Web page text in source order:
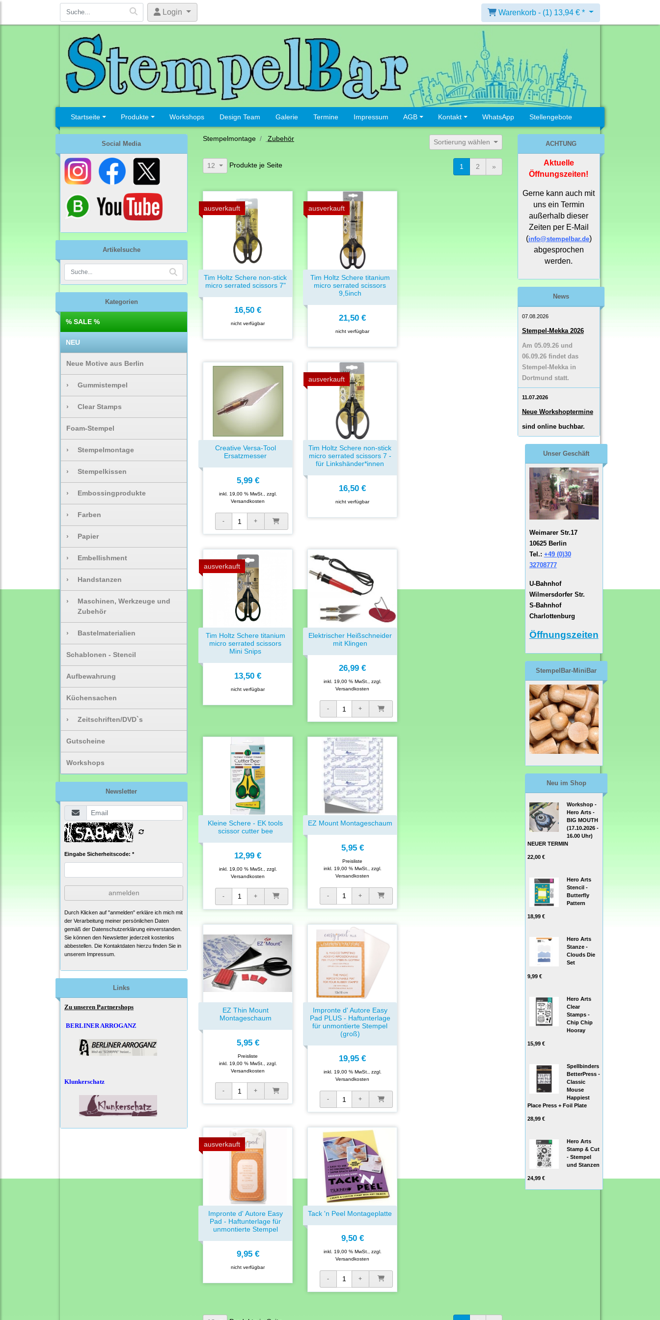
Login Warenkorb - (1) 13,94 € *
Startseite Produkte Workshops Design Team Galerie Termine Impressum AGB Kontakt WhatsApp Stellengebote
Social Media
Artikelsuche
Kategorien
% SALE %
NEU
Neue Motive aus Berlin
› Gummistempel
› Clear Stamps
Foam-Stempel
› Stempelmontage
› Stempelkissen
› Embossingprodukte
› Farben
› Papier
› Embellishment
› Handstanzen
›
Maschinen, Werkzeuge und
Zubehör
› Bastelmaterialien
Schablonen - Stencil
Aufbewahrung
Küchensachen
› Zeitschriften/DVD`s
Gutscheine
Workshops
Newsletter
Eingabe Sicherheitscode: *
anmelden
Durch Klicken auf "anmelden" erkläre ich mich mit
der Verarbeitung meiner persönlichen Daten
gemäß der Datenschutzerklärung einverstanden.
Sie können den Newsletter jederzeit kostenlos
abbestellen. Die Kontaktdaten hierzu finden Sie in
unserem Impressum.
Links
Zu unseren Partnershops
BERLINER ARROGANZ
Klunkerschatz
Stempelmontage Zubehör Sortierung wählen
12 Produkte je Seite 1 2 »
ausverkauft
Tim Holtz Schere non-stick
micro serrated scissors 7"
16,50 €
nicht verfügbar
ausverkauft
Tim Holtz Schere titanium
micro serrated scissors
9,5inch
21,50 €
nicht verfügbar
Creative Versa-Tool
Ersatzmesser
5,99 €
inkl. 19,00 % MwSt., zzgl.
Versandkosten
ausverkauft
Tim Holtz Schere non-stick
micro serrated scissors 7 -
für Linkshänder*innen
16,50 €
nicht verfügbar
ausverkauft
Tim Holtz Schere titanium
micro serrated scissors
Mini Snips
13,50 €
nicht verfügbar
Elektrischer Heißschneider
mit Klingen
26,99 €
inkl. 19,00 % MwSt., zzgl.
Versandkosten
Kleine Schere - EK tools
scissor cutter bee
12,99 €
inkl. 19,00 % MwSt., zzgl.
Versandkosten
EZ Mount Montageschaum
5,95 €
Preisliste
inkl. 19,00 % MwSt., zzgl.
Versandkosten
EZ Thin Mount
Montageschaum
5,95 €
Preisliste
inkl. 19,00 % MwSt., zzgl.
Versandkosten
Impronte d' Autore Easy
Pad PLUS - Haftunterlage
für unmontierte Stempel
(groß)
19,95 €
inkl. 19,00 % MwSt., zzgl.
Versandkosten
ausverkauft
Impronte d' Autore Easy
Pad - Haftunterlage für
unmontierte Stempel
9,95 €
nicht verfügbar
Tack 'n Peel Montageplatte
9,50 €
inkl. 19,00 % MwSt., zzgl.
Versandkosten
ACHTUNG
Aktuelle
Öffnungszeiten!
Gerne kann auch mit
uns ein Termin
außerhalb dieser
Zeiten per E-Mail
(info@stempelbar.de)
abgesprochen
werden.
News
07.08.2026
Stempel-Mekka 2026
Am 05.09.26 und
06.09.26 findet das
Stempel-Mekka in
Dortmund statt.
11.07.2026
Neue Workshoptermine
sind online buchbar.
Unser Geschäft
Weimarer Str.17
10625 Berlin
Tel.: +49 (0)30
32708777
U-Bahnhof
Wilmersdorfer Str.
S-Bahnhof
Charlottenburg
Öffnungszeiten
StempelBar-MiniBar
Neu im Shop
Workshop -
Hero Arts -
BIG MOUTH
(17.10.2026 -
16.00 Uhr)
NEUER TERMIN
22,00 €
Hero Arts
Stencil -
Butterfly
Pattern
18,99 €
Hero Arts
Stanze -
Clouds Die
Set
9,99 €
Hero Arts
Clear
Stamps -
Chip Chip
Hooray
15,99 €
Spellbinders
BetterPress -
Classic
Mouse
Happiest
Place Press + Foil Plate
28,99 €
Hero Arts
Stamp & Cut
- Stempel
und Stanzen
24,99 €